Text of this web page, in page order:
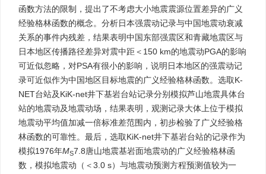
函数方法的限制，提出了不考虑大小地震震源位置差异的广义
经验格林函数的概念。分析日本强震动记录与中国地震动衰减
关系的事件内残差，结果表明中国东部强震区和青藏地震区与
日本地区传播路径差异对震中距＜150 km的地震动PGA的影响
可近似忽略，对PSA有很小的影响，说明日本地区的强震动记
录可近似作为中国地区目标地震的广义经验格林函数。选取K-
NET台站及KiK-net井下基岩台站记录分别模拟芦山地震具体台
站的地震动及地震动场，结果表明，观测记录大体上位于模拟
地震动平均值加减一倍标准差范围内，初步检验了广义经验格
林函数的可靠性。最后，选取KiK-net井下基岩台站的记录作为
模拟1976年MS7.8唐山地震基岩面地震动的广义经验格林函
数，模拟地震动（＜3.0 s）与地震动预测方程预测值较为一